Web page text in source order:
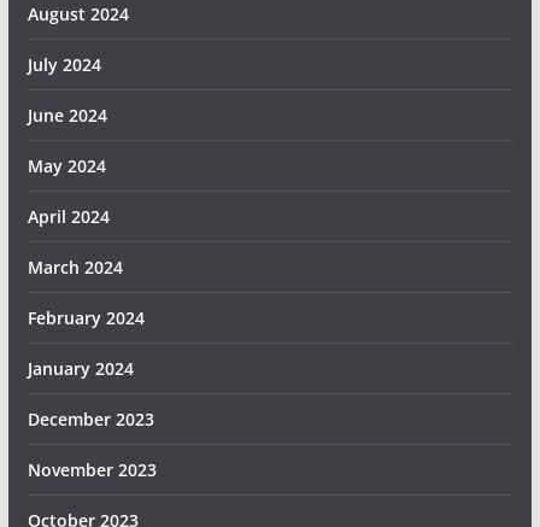
August 2024
July 2024
June 2024
May 2024
April 2024
March 2024
February 2024
January 2024
December 2023
November 2023
October 2023